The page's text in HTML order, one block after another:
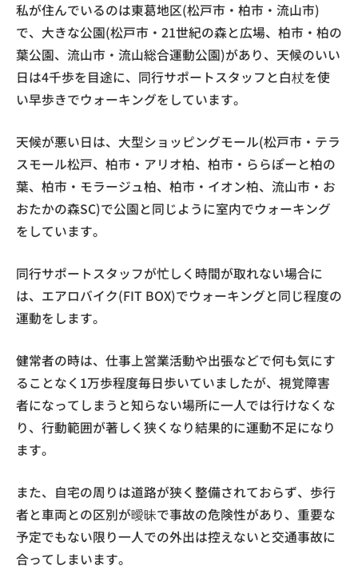
私が住んでいるのは東葛地区(松戸市・柏市・流山市)
で、大きな公園(松戸市・21世紀の森と広場、柏市・柏の
葉公園、流山市・流山総合運動公園)があり、天候のいい
日は4千歩を目途に、同行サポートスタッフと白杖を使
い早歩きでウォーキングをしています。
天候が悪い日は、大型ショッピングモール(松戸市・テラ
スモール松戸、柏市・アリオ柏、柏市・ららぽーと柏の
葉、柏市・モラージュ柏、柏市・イオン柏、流山市・お
おたかの森SC)で公園と同じように室内でウォーキング
をしています。
同行サポートスタッフが忙しく時間が取れない場合に
は、エアロバイク(FIT BOX)でウォーキングと同じ程度の
運動をします。
健常者の時は、仕事上営業活動や出張などで何も気にす
ることなく1万歩程度毎日歩いていましたが、視覚障害
者になってしまうと知らない場所に一人では行けなくな
り、行動範囲が著しく狭くなり結果的に運動不足になり
ます。
また、自宅の周りは道路が狭く整備されておらず、歩行
者と車両との区別が曖昧で事故の危険性があり、重要な
予定でもない限り一人での外出は控えないと交通事故に
合ってしまいます。